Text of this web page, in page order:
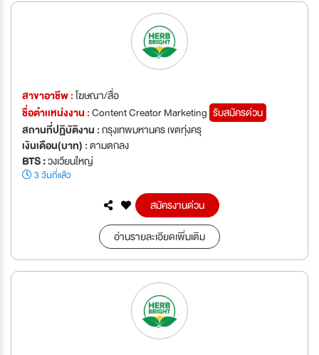
สาขาอาชีพ :โฆษณา/สื่อ
ชื่อตำเเหน่งงาน :Content Creator Marketing รับสมัครด่วน
สถานที่ปฏิบัติงาน :กรุงเทพมหานคร เขตทุ่งครุ
เงินเดือน(บาท) :ตามตกลง
BTS :วงเวียนใหญ่
3 วันที่แล้ว
สมัครงานด่วน
อ่านรายละเอียดเพิ่มเติม